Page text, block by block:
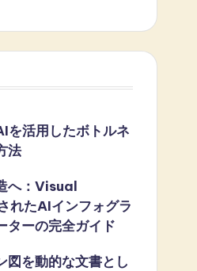
を活用したボトルネ
法
へ：Visual
たAIインフォグラ
ターの完全ガイド
図を動的な文書とし